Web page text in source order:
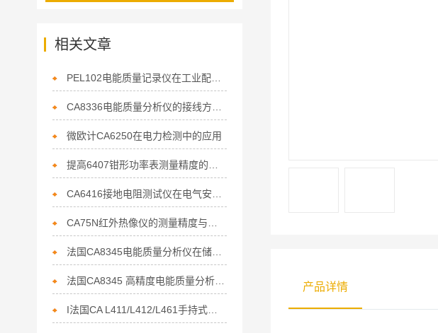
产品详情
相关文章
微欧计CA6250在电力检测中的应用
法国CA8345电能质量分析仪在储能行业电能管理的核心利器
法国CA8345 高精度电能质量分析仪赋能节能行业的精准监测利器
I法国CA L411/L412/L461手持式数据记录仪上市通知